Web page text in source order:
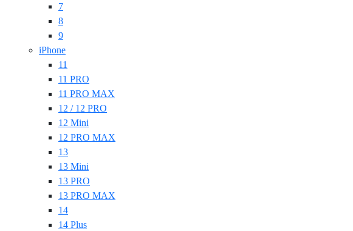
7
8
9
iPhone
11
11 PRO
11 PRO MAX
12 / 12 PRO
12 Mini
12 PRO MAX
13
13 Mini
13 PRO
13 PRO MAX
14
14 Plus